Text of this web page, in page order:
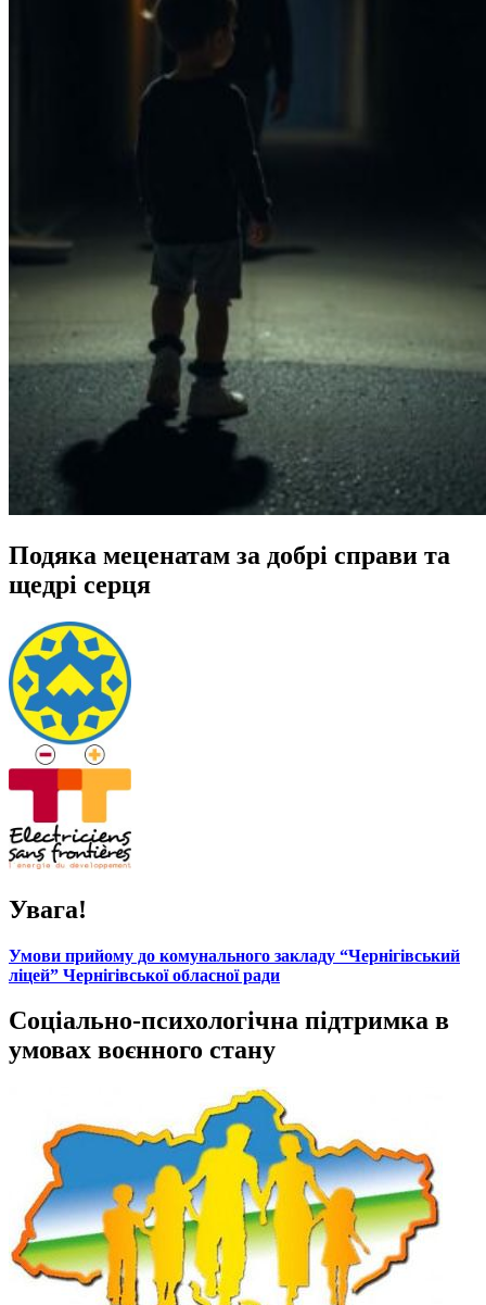
Подяка меценатам за добрі справи та
щедрі серця
Увага!
Умови прийому до комунального закладу “Чернігівський
ліцей” Чернігівської обласної ради
Соціально-психологічна підтримка в
умовах воєнного стану